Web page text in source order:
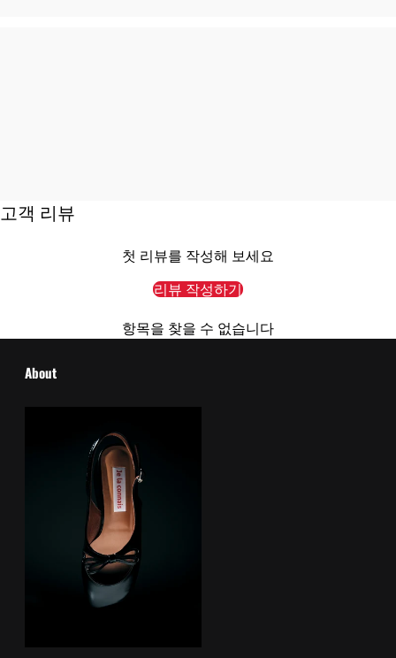
고객 리뷰
첫 리뷰를 작성해 보세요
리뷰 작성하기
항목을 찾을 수 없습니다
About